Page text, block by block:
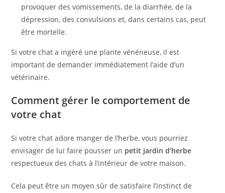
provoquer des vomissements, de la diarrhée, de la
dépression, des convulsions et, dans certains cas, peut
être mortelle.
Si votre chat a ingéré une plante vénéneuse, il est
important de demander immédiatement l’aide d’un
vétérinaire.
Comment gérer le comportement de
votre chat
Si votre chat adore manger de l’herbe, vous pourriez
envisager de lui faire pousser un petit jardin d’herbe
respectueux des chats à l’intérieur de votre maison.
Cela peut être un moyen sûr de satisfaire l’instinct de